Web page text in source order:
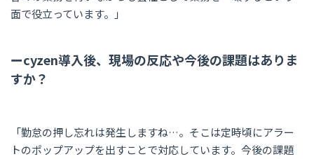
面で役立っています。」
ーcyzen導入後、現場の反応や今後の課題はありま
すか？
「勤怠の押し忘れは発生しますね…。そこは定時頃にアラー
トのポップアップを出すことで対応しています。今後の課題